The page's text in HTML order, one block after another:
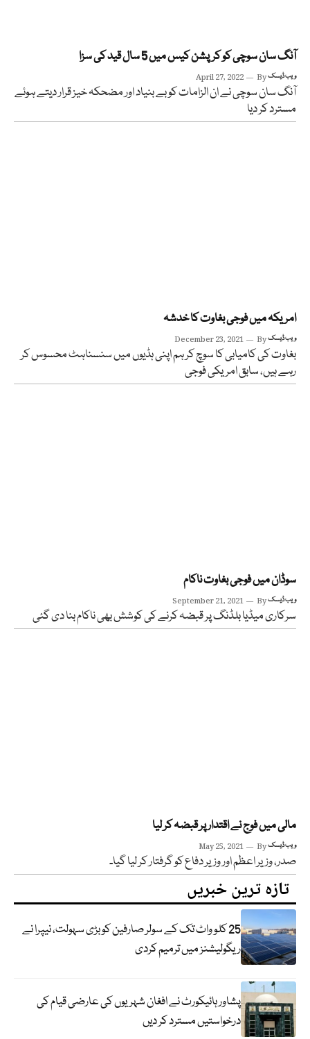
آنگ سان سوچی کو کرپشن کیس میں 5 سال قید کی سزا
April 27, 2022 Byویب ڈیسک
آنگ سان سوچی نے ان الزامات کو بے بنیاد اور مضحکہ خیز قرار دیتے ہوئے
مسترد کر دیا
امریکہ میں فوجی بغاوت کا خدشہ
December 23, 2021 Byویب ڈیسک
بغاوت کی کامیابی کا سوچ کر ہم اپنی ہڈیوں میں سنسناہٹ محسوس کر
رہے ہیں، سابق امریکی فوجی
سوڈان میں فوجی بغاوت ناکام
September 21, 2021 Byویب ڈیسک
سرکاری میڈیا بلڈنگ پر قبضہ کرنے کی کوشش بھی ناکام بنا دی گئی
مالی میں فوج نے اقتدار پر قبضہ کر لیا
May 25, 2021 Byویب ڈیسک
صدر، وزیر اعظم اور وزیر دفاع کو گرفتار کر لیا گیا۔
تازہ ترین خبریں
25 کلو واٹ تک کے سولر صارفین کو بڑی سہولت، نیپرا نے
ریگولیشنز میں ترمیم کردی
پشاور ہائیکورٹ نے افغان شہریوں کی عارضی قیام کی
درخواستیں مسترد کر دیں